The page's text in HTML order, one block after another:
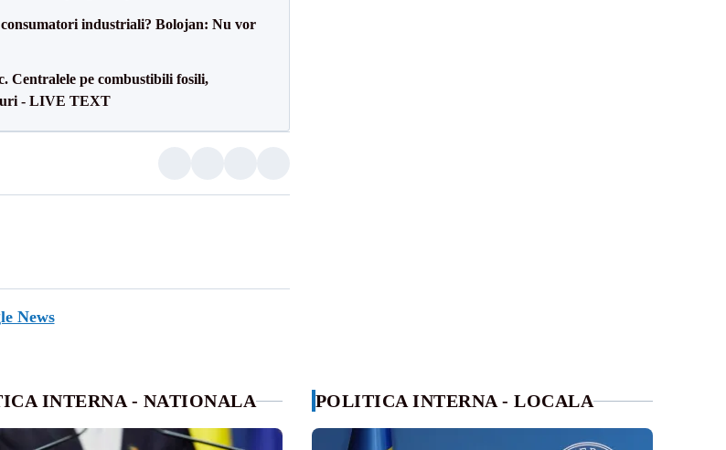
industriali? Bolojan: Nu vor
Centralele pe combustibili fosili,
- LIVE TEXT
News
INTERNA - NATIONALA POLITICA INTERNA - LOCALA